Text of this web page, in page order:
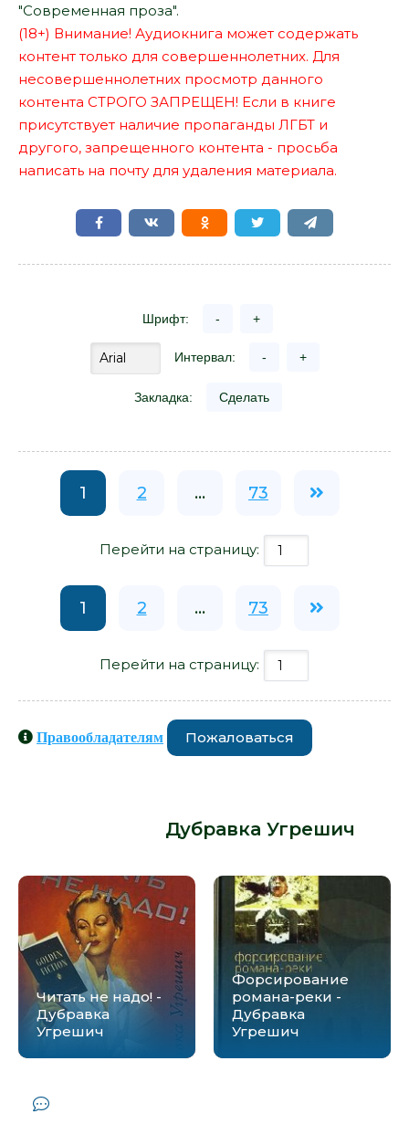
"Современная проза".
(18+) Внимание! Аудиокнига может содержать
контент только для совершеннолетних. Для
несовершеннолетних просмотр данного
контента СТРОГО ЗАПРЕЩЕН! Если в книге
присутствует наличие пропаганды ЛГБТ и
другого, запрещенного контента - просьба
написать на почту для удаления материала.
Шрифт: - +
Интервал: - +
Закладка: Сделать
1 2 ... 73
Перейти на страницу:
1 2 ... 73
Перейти на страницу:
Правообладателям Пожаловаться
Дубравка Угрешич
Читать не надо! -
Дубравка
Угрешич
Форсирование
романа-реки -
Дубравка
Угрешич